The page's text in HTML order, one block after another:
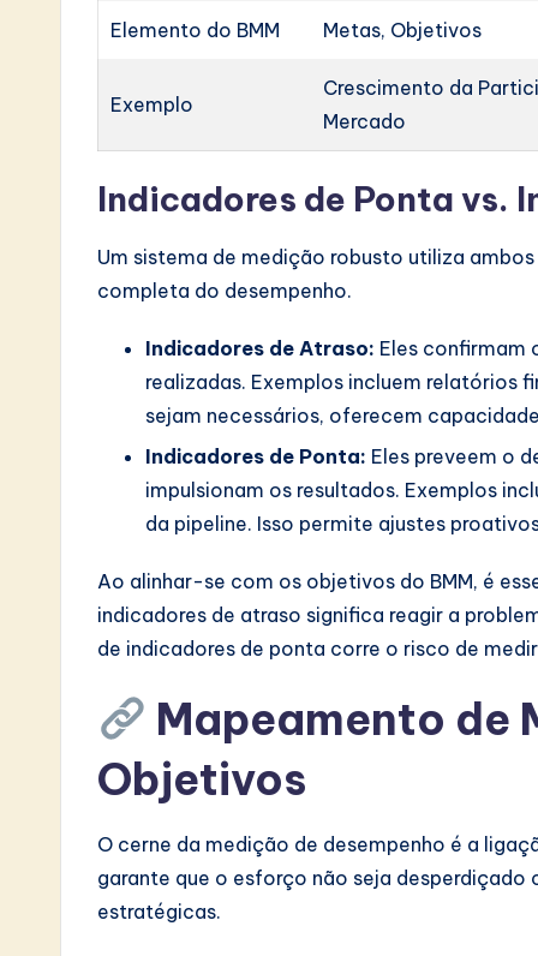
Elemento do BMM Metas, Objetivos
Exemplo
Crescimento da
Mercado
Indicadores de Ponta vs.
Um sistema de medição robusto utiliza
completa do desempenho.
Indicadores de Atraso: Eles confirmam
realizadas. Exemplos incluem relatórios
sejam necessários, oferecem
Indicadores de Ponta: Eles preveem o
impulsionam os resultados. Exemplos
da pipeline. Isso permite ajustes
Ao alinhar-se com os objetivos do BMM, é
indicadores de atraso significa reagir a
de indicadores de ponta corre o risco de
Mapeamento de
Objetivos
O cerne da medição de desempenho é a
garante que o esforço não seja
estratégicas.